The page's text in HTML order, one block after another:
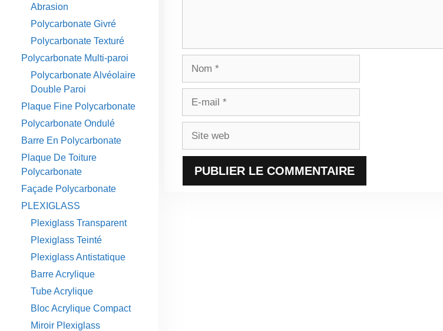
Abrasion
Polycarbonate Givré
Polycarbonate Texturé
Polycarbonate Multi-paroi
Polycarbonate Alvéolaire
Double Paroi
Plaque Fine Polycarbonate
Polycarbonate Ondulé
Barre En Polycarbonate
Plaque De Toiture
Polycarbonate
Façade Polycarbonate
PLEXIGLASS
Plexiglass Transparent
Plexiglass Teinté
Plexiglass Antistatique
Barre Acrylique
Tube Acrylique
Bloc Acrylique Compact
Miroir Plexiglass